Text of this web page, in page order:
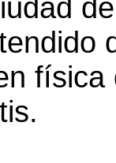
física